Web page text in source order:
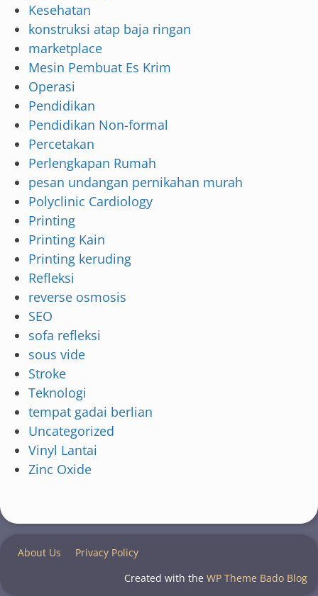
Kesehatan
konstruksi atap baja ringan
marketplace
Mesin Pembuat Es Krim
Operasi
Pendidikan
Pendidikan Non-formal
Percetakan
Perlengkapan Rumah
pesan undangan pernikahan murah
Polyclinic Cardiology
Printing
Printing Kain
Printing keruding
Refleksi
reverse osmosis
SEO
sofa refleksi
sous vide
Stroke
Teknologi
tempat gadai berlian
Uncategorized
Vinyl Lantai
Zinc Oxide
About Us
Privacy Policy
Created with the WP Theme Bado Blog